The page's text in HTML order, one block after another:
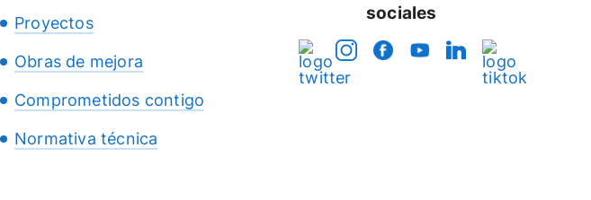
Proyectos
Obras de mejora
Comprometidos contigo
Normativa técnica
sociales